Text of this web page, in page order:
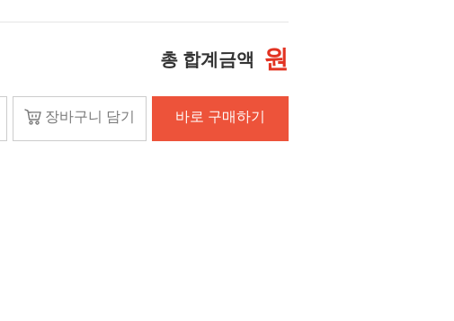
총 합계금액 원
장바구니 담기 바로 구매하기